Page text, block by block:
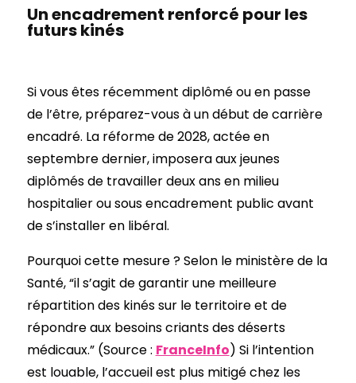
Un encadrement renforcé pour les
futurs kinés
Si vous êtes récemment diplômé ou en passe
de l’être, préparez-vous à un début de carrière
encadré. La réforme de 2028, actée en
septembre dernier, imposera aux jeunes
diplômés de travailler deux ans en milieu
hospitalier ou sous encadrement public avant
de s’installer en libéral.
Pourquoi cette mesure ? Selon le ministère de la
Santé, “il s’agit de garantir une meilleure
répartition des kinés sur le territoire et de
répondre aux besoins criants des déserts
médicaux.” (Source : FranceInfo) Si l’intention
est louable, l’accueil est plus mitigé chez les